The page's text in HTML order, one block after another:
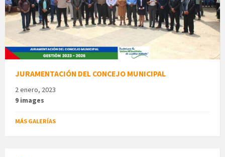
JURAMENTACIÓN DEL CONCEJO MUNICIPAL
2 enero, 2023
9 images
MÁS GALERÍAS